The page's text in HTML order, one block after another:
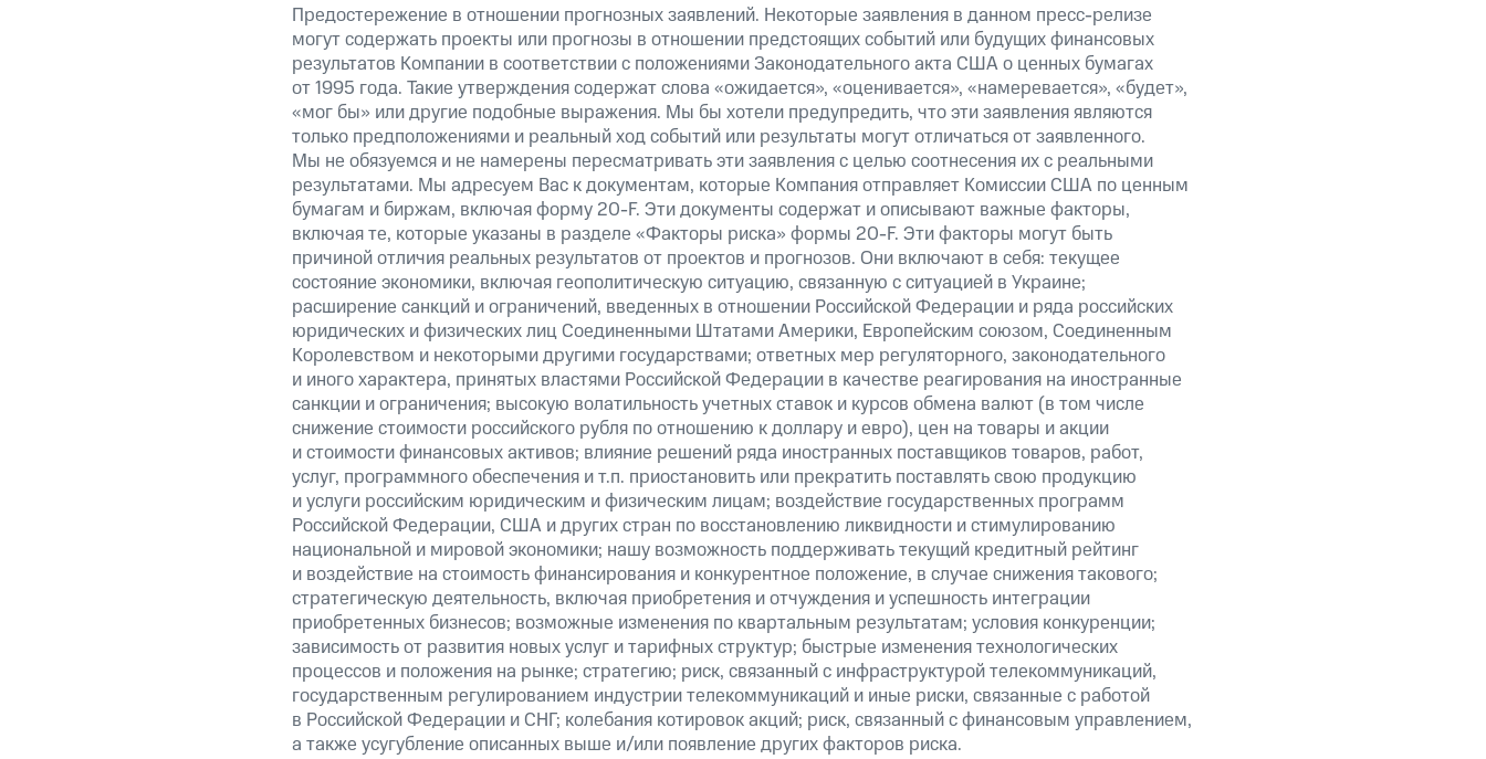
Предостережение в отношении прогнозных заявлений. Некоторые заявления в данном пресс-релизе
могут содержать проекты или прогнозы в отношении предстоящих событий или будущих финансовых
результатов Компании в соответствии с положениями Законодательного акта США о ценных бумагах
от 1995 года. Такие утверждения содержат слова «ожидается», «оценивается», «намеревается», «будет»,
«мог бы» или другие подобные выражения. Мы бы хотели предупредить, что эти заявления являются
только предположениями и реальный ход событий или результаты могут отличаться от заявленного.
Мы не обязуемся и не намерены пересматривать эти заявления с целью соотнесения их с реальными
результатами. Мы адресуем Вас к документам, которые Компания отправляет Комиссии США по ценным
бумагам и биржам, включая форму 20-F. Эти документы содержат и описывают важные факторы,
включая те, которые указаны в разделе «Факторы риска» формы 20-F. Эти факторы могут быть
причиной отличия реальных результатов от проектов и прогнозов. Они включают в себя: текущее
состояние экономики, включая геополитическую ситуацию, связанную с ситуацией в Украине;
расширение санкций и ограничений, введенных в отношении Российской Федерации и ряда российских
юридических и физических лиц Соединенными Штатами Америки, Европейским союзом, Соединенным
Королевством и некоторыми другими государствами; ответных мер регуляторного, законодательного
и иного характера, принятых властями Российской Федерации в качестве реагирования на иностранные
санкции и ограничения; высокую волатильность учетных ставок и курсов обмена валют (в том числе
снижение стоимости российского рубля по отношению к доллару и евро), цен на товары и акции
и стоимости финансовых активов; влияние решений ряда иностранных поставщиков товаров, работ,
услуг, программного обеспечения и т.п. приостановить или прекратить поставлять свою продукцию
и услуги российским юридическим и физическим лицам; воздействие государственных программ
Российской Федерации, США и других стран по восстановлению ликвидности и стимулированию
национальной и мировой экономики; нашу возможность поддерживать текущий кредитный рейтинг
и воздействие на стоимость финансирования и конкурентное положение, в случае снижения такового;
стратегическую деятельность, включая приобретения и отчуждения и успешность интеграции
приобретенных бизнесов; возможные изменения по квартальным результатам; условия конкуренции;
зависимость от развития новых услуг и тарифных структур; быстрые изменения технологических
процессов и положения на рынке; стратегию; риск, связанный с инфраструктурой телекоммуникаций,
государственным регулированием индустрии телекоммуникаций и иные риски, связанные с работой
в Российской Федерации и СНГ; колебания котировок акций; риск, связанный с финансовым управлением,
а также усугубление описанных выше и/или появление других факторов риска.